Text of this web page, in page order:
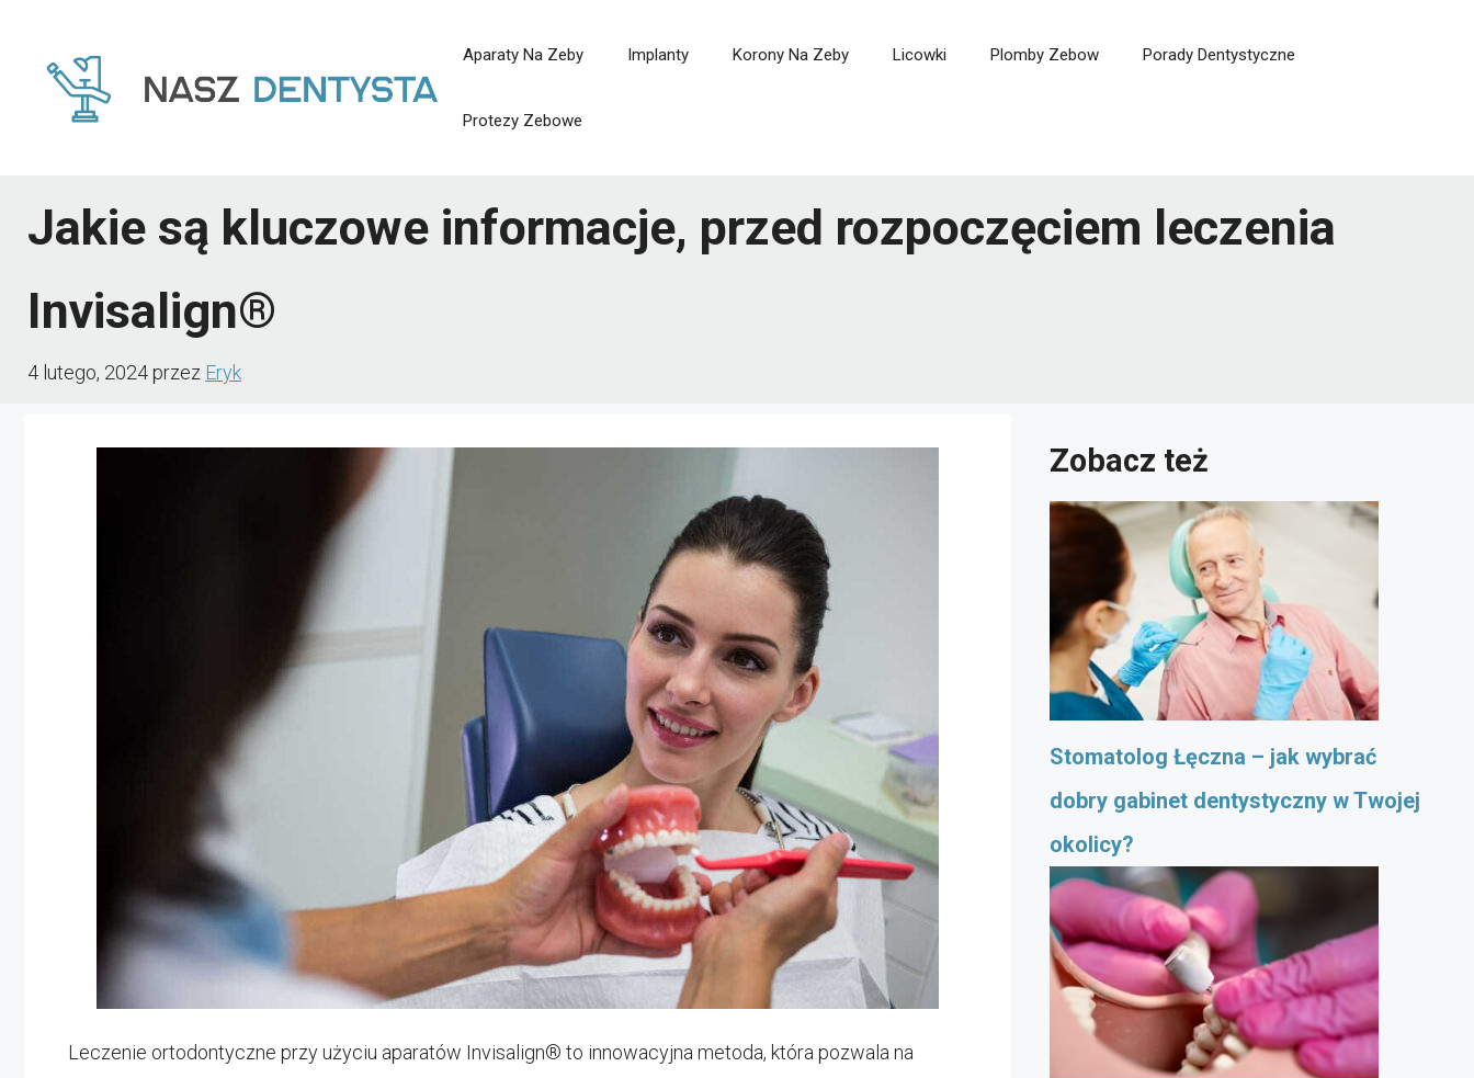
Aparaty Na Zeby Implanty Korony Na Zeby Licowki Plomby Zebow Porady Dentystyczne
Protezy Zebowe
Jakie są kluczowe informacje, przed rozpoczęciem leczenia
Invisalign®
4 lutego, 2024przez Eryk
Leczenie ortodontyczne przy użyciu aparatów Invisalign® to innowacyjna metoda, która pozwala na
Zobacz też
Stomatolog Łęczna – jak wybrać
dobry gabinet dentystyczny w Twojej
okolicy?